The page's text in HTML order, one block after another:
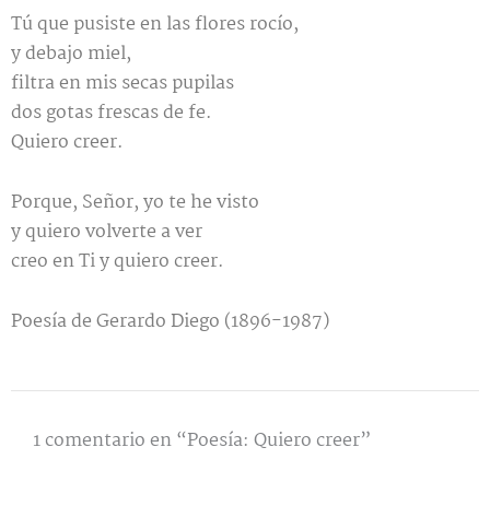
Tú que pusiste en las flores rocío,
y debajo miel,
filtra en mis secas pupilas
dos gotas frescas de fe.
Quiero creer.
Porque, Señor, yo te he visto
y quiero volverte a ver
creo en Ti y quiero creer.
Poesía de Gerardo Diego (1896-1987)
1 comentario en “Poesía: Quiero creer”